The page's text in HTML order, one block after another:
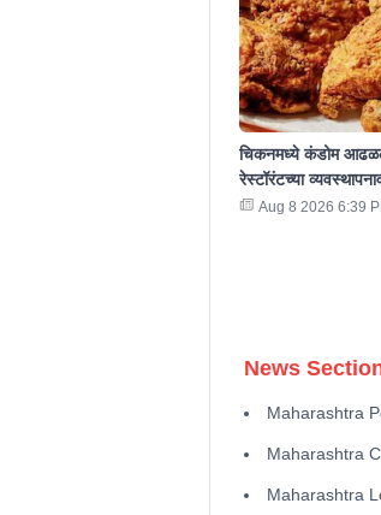
चिकनमध्ये कंडोम
रेस्टॉरंटच्या
Aug 8 2026 6:39
News
Maharashtra
Maharashtra
Maharashtra